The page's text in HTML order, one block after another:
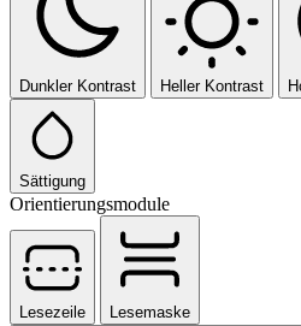
Dunkler Kontrast Heller Kontrast
Sättigung
Orientierungsmodule
Lesezeile
Lesemaske